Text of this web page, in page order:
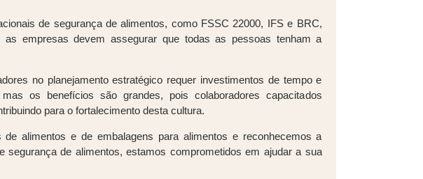
de segurança de alimentos, como FSSC 22000, IFS e BRC,
empresas devem assegurar que todas as pessoas tenham a
no planejamento estratégico requer investimentos de tempo e
os benefícios são grandes, pois colaboradores capacitados
para o fortalecimento desta cultura.
alimentos e de embalagens para alimentos e reconhecemos a
segurança de alimentos, estamos comprometidos em ajudar a sua